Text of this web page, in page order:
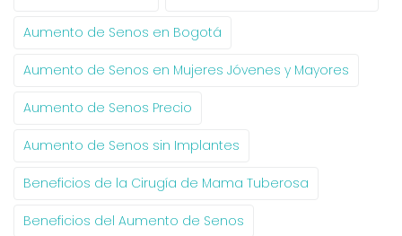
Aumento de Senos en Bogotá
Aumento de Senos en Mujeres Jóvenes y Mayores
Aumento de Senos Precio
Aumento de Senos sin Implantes
Beneficios de la Cirugía de Mama Tuberosa
Beneficios del Aumento de Senos